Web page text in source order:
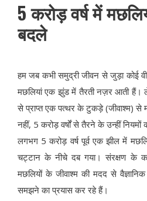
5 करोड़ वर्ष में
बदले
हम जब कभी समुद्री जीवन से जुड़ा कोई
मछलियां एक झुंड में तैरती नज़र आती हैं।
से प्राप्त एक पत्थर के टुकड़े (जीवाश्म)
नहीं, 5 करोड़ वर्षों से तैरने के उन्हीं
लगभग 5 करोड़ वर्ष पूर्व एक झील में
चट्टान के नीचे दब गया। संरक्षण के
मछलियों के जीवाश्म की मदद से वैज्ञानिक
समझने का प्रयास कर रहे हैं।